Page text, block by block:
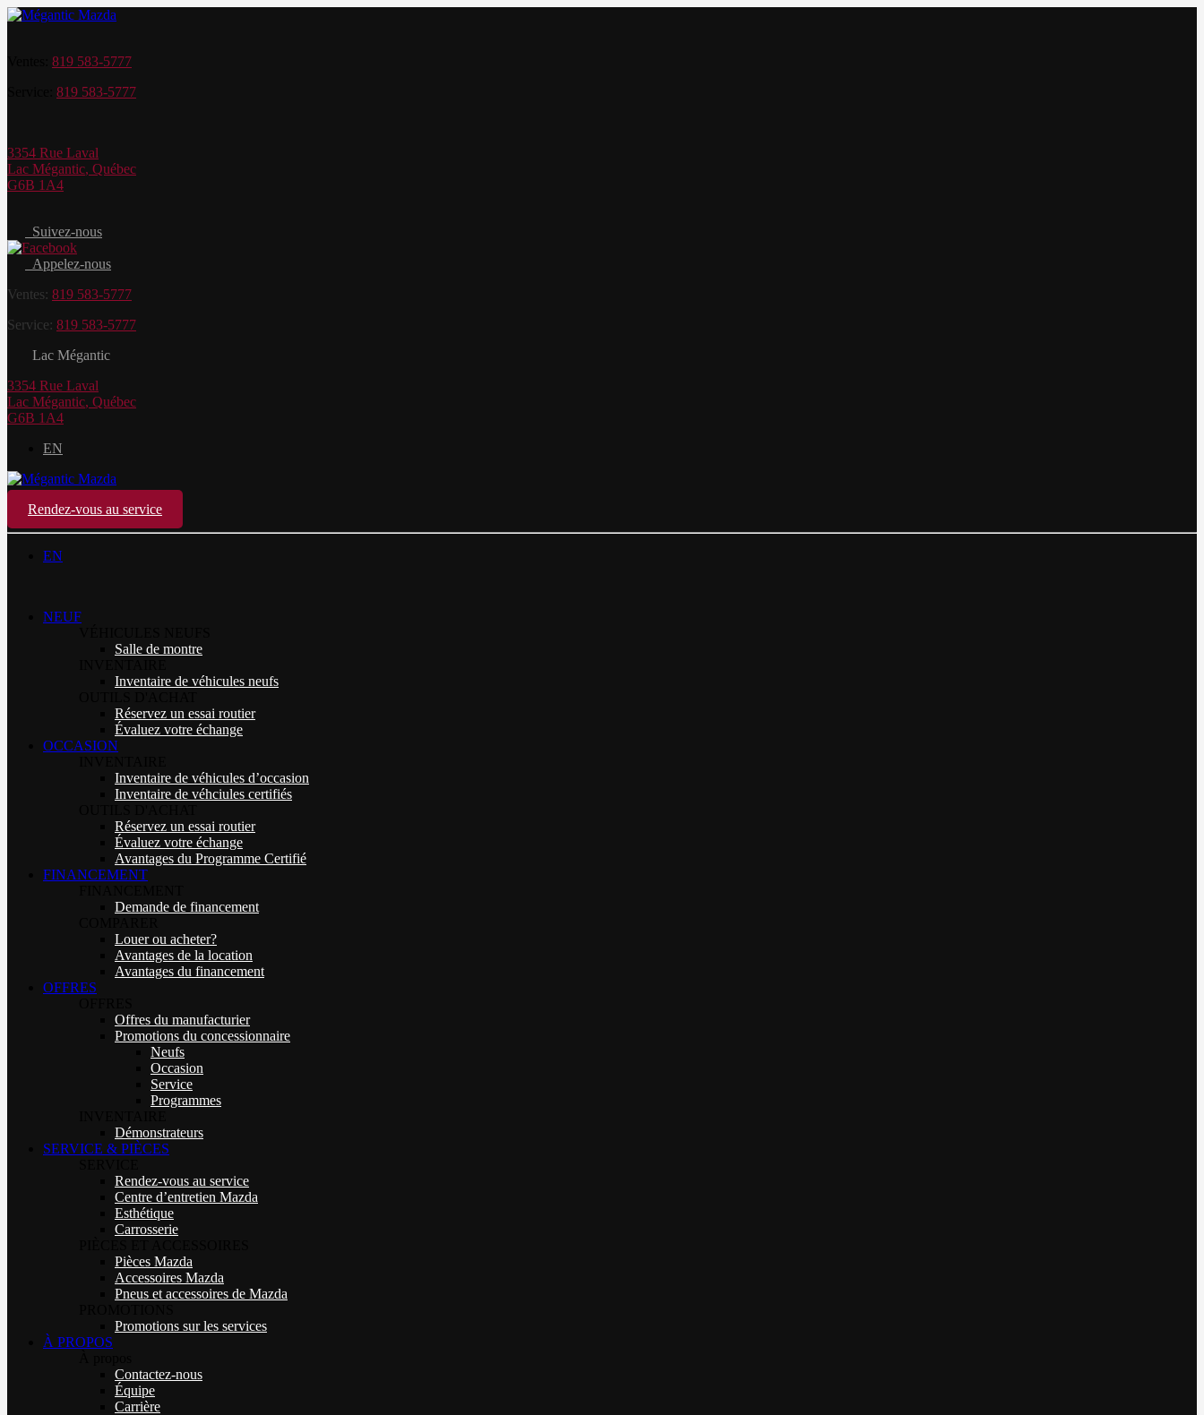
819 583-5777
819 583-5777
3354 Rue Laval
Lac Mégantic, Québec
G6B 1A4
Suivez-nous
Appelez-nous
Ventes: 819 583-5777
Service: 819 583-5777
Lac Mégantic
3354 Rue Laval
Lac Mégantic, Québec
G6B 1A4
EN
Rendez-vous au service
EN
NEUF
Salle de montre
Inventaire de véhicules neufs
Réservez un essai routier
Évaluez votre échange
OCCASION
Inventaire de véhicules d’occasion
Inventaire de véhciules certifiés
Réservez un essai routier
Évaluez votre échange
Avantages du Programme Certifié
FINANCEMENT
Demande de financement
Louer ou acheter?
Avantages de la location
Avantages du financement
OFFRES
Offres du manufacturier
Promotions du concessionnaire
Neufs
Occasion
Service
Programmes
Démonstrateurs
SERVICE & PIÈCES
Rendez-vous au service
Centre d’entretien Mazda
Esthétique
Carrosserie
Pièces Mazda
Accessoires Mazda
Pneus et accessoires de Mazda
Promotions sur les services
À PROPOS
Contactez-nous
Équipe
Carrière